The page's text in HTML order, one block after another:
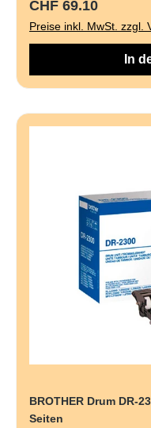
Regulärer Preis:
CHF 69.10
Preise inkl. MwSt. zzgl.
In
BROTHER Drum DR-
Seiten